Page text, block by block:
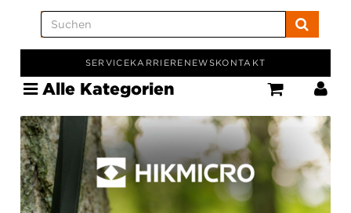
SERVICEKARRIERE NEWSKONTAKT
Alle Kategorien